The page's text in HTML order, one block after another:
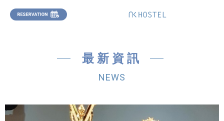
最新資訊
NEWS